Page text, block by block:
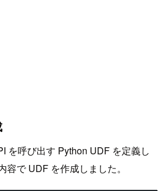
を呼び出す Python UDF を定義し
容で UDF を作成しました。